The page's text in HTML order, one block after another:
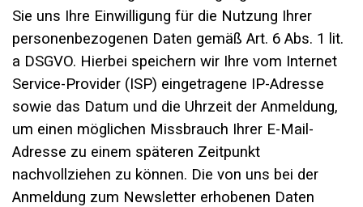
Sie uns Ihre Einwilligung für die Nutzung Ihrer
personenbezogenen Daten gemäß Art. 6 Abs. 1 lit.
a DSGVO. Hierbei speichern wir Ihre vom Internet
Service-Provider (ISP) eingetragene IP-Adresse
sowie das Datum und die Uhrzeit der Anmeldung,
um einen möglichen Missbrauch Ihrer E-Mail-
Adresse zu einem späteren Zeitpunkt
nachvollziehen zu können. Die von uns bei der
Anmeldung zum Newsletter erhobenen Daten